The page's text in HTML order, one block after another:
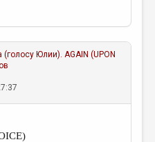
(голосу Юлии). AGAIN (UPON